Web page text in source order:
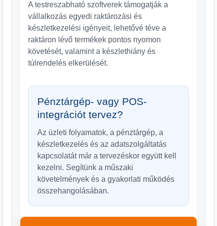
A testreszabható szoftverek támogatják a
vállalkozás egyedi raktározási és
készletkezelési igényeit, lehetővé téve a
raktáron lévő termékek pontos nyomon
követését, valamint a készlethiány és
túlrendelés elkerülését.
Pénztárgép- vagy POS-
integrációt tervez?
Az üzleti folyamatok, a pénztárgép, a
készletkezelés és az adatszolgáltatás
kapcsolatát már a tervezéskor együtt kell
kezelni. Segítünk a műszaki
követelmények és a gyakorlati működés
összehangolásában.